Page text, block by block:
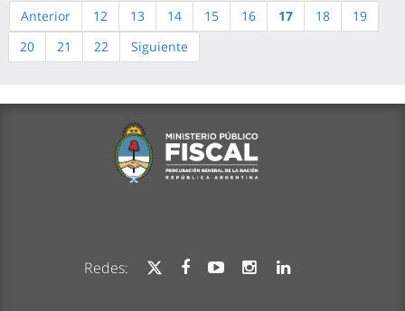
Anterior 12 13 14 15 16 17 18
19
20
21 22 Siguiente
Redes: